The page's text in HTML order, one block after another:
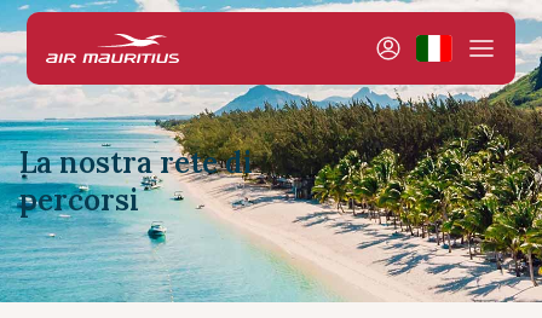
La nostra rete di
percorsi